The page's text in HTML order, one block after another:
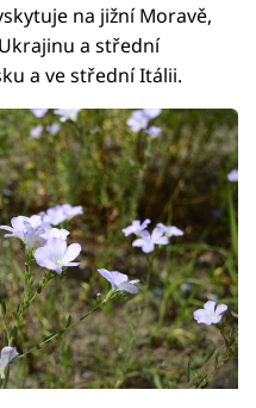
na jižní Moravě,
a střední
a ve střední Itálii.